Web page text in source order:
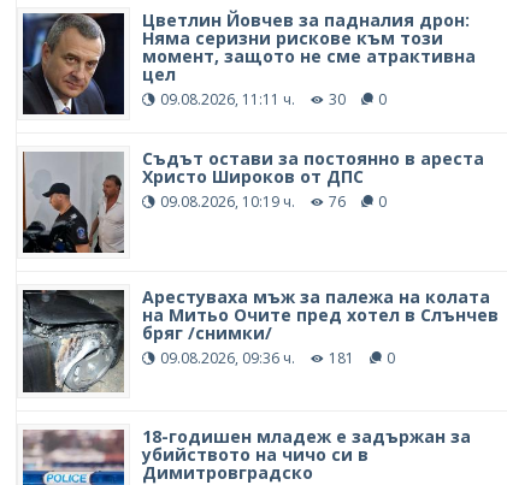
Цветлин Йовчев за падналия дрон:
Няма серизни рискове към този
момент, защото не сме атрактивна
цел
09.08.2026, 11:11 ч. 30 0
Съдът остави за постоянно в ареста
Христо Широков от ДПС
09.08.2026, 10:19 ч. 76 0
Арестуваха мъж за палежа на колата
на Митьо Очите пред хотел в Слънчев
бряг /снимки/
09.08.2026, 09:36 ч. 181 0
18-годишен младеж е задържан за
убийството на чичо си в
Димитровградско